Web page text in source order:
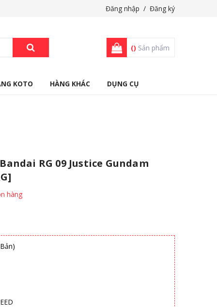
Đăng nhập / Đăng ký
() Sản phẩm
KOTO HÀNG KHÁC DỤNG CỤ
RG 09 Justice Gundam
hàng